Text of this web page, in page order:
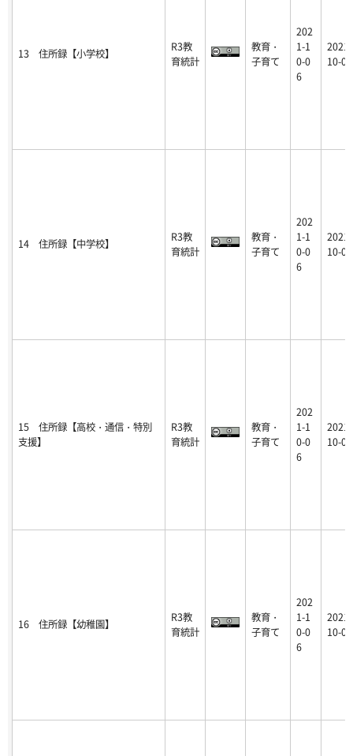
13 住所録【小学校】
R3教
育統計
教育・
子育て
202
1-1
0-0
6
2021-
10-06
14 住所録【中学校】
R3教
育統計
教育・
子育て
202
1-1
0-0
6
2021-
10-06
15 住所録【高校・通信・特別
支援】
R3教
育統計
教育・
子育て
202
1-1
0-0
6
2021-
10-06
16 住所録【幼稚園】
R3教
育統計
教育・
子育て
202
1-1
0-0
6
2021-
10-06